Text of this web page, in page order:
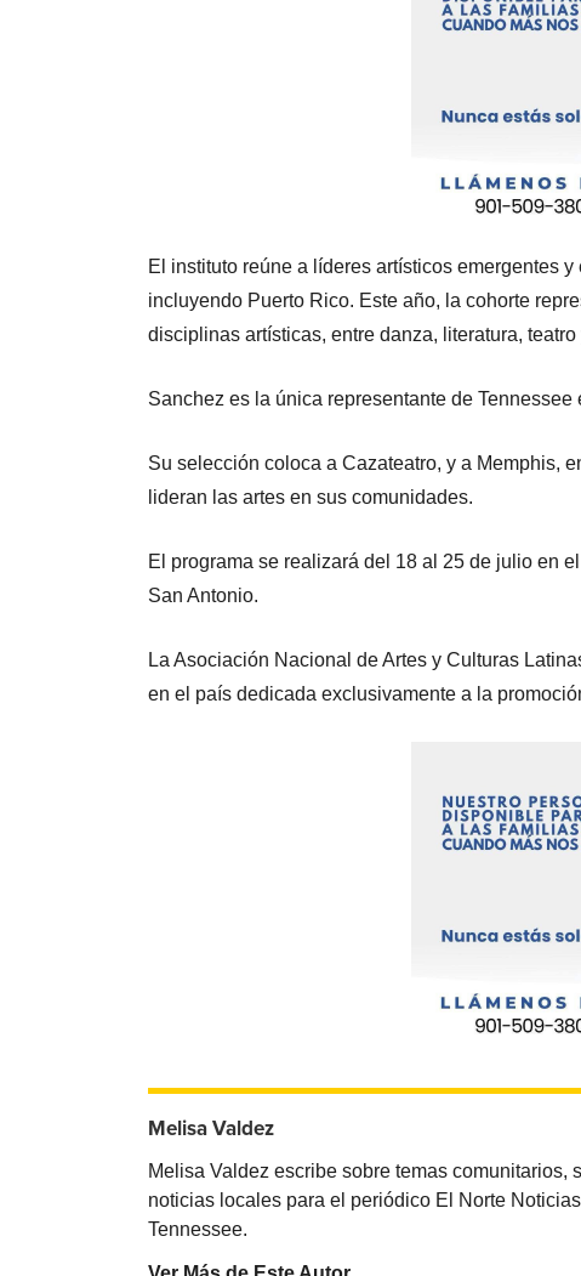
El instituto reúne a líderes artísticos emergentes
incluyendo Puerto Rico. Este año, la cohorte
disciplinas artísticas, entre danza, literatura,
Sanchez es la única representante de Tennessee
Su selección coloca a Cazateatro, y a Memphis,
lideran las artes en sus comunidades.
El programa se realizará del 18 al 25 de julio en
San Antonio.
La Asociación Nacional de Artes y Culturas
en el país dedicada exclusivamente a la
Melisa Valdez
Melisa Valdez escribe sobre temas
noticias locales para el periódico El Norte
Tennessee.